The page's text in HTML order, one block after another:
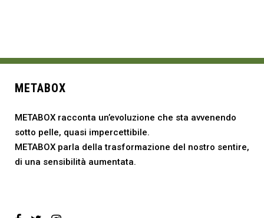
METABOX
METABOX racconta un’evoluzione che sta avvenendo
sotto pelle, quasi impercettibile.
METABOX parla della trasformazione del nostro sentire,
di una sensibilità aumentata.